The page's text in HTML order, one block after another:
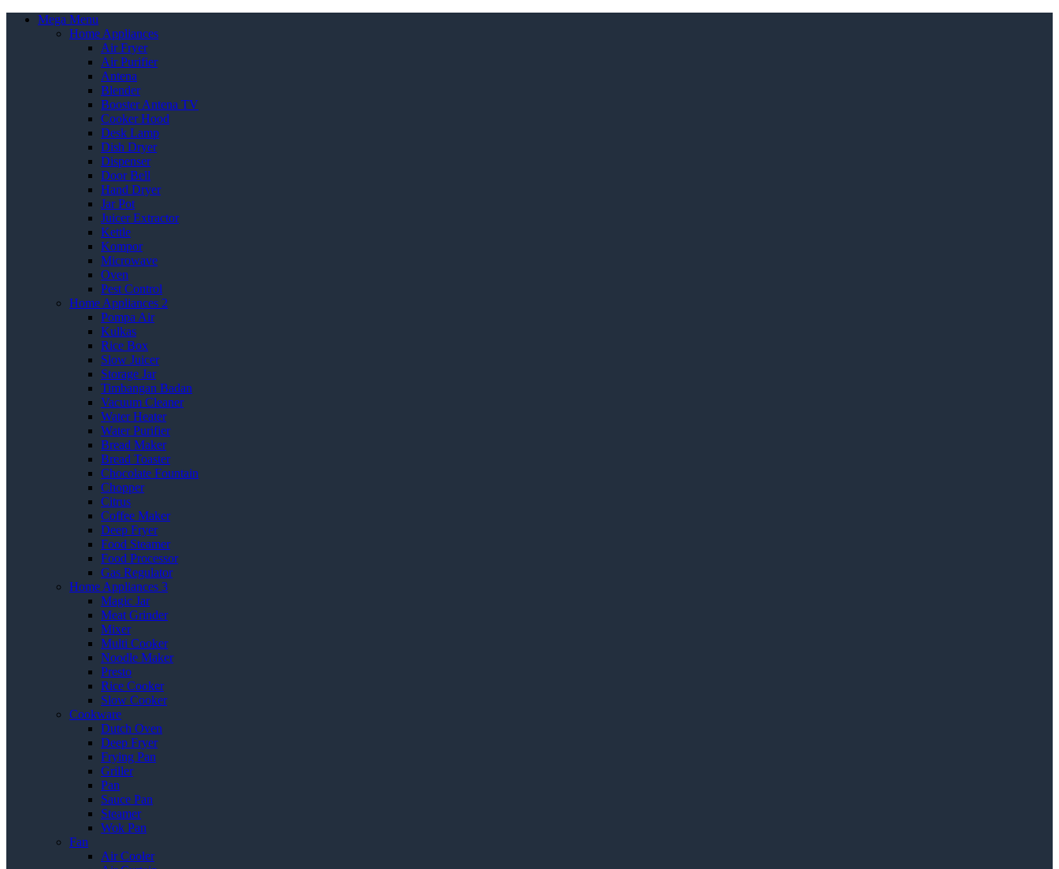
Mega Menu
Home Appliances
Air Fryer
Air Purifier
Antena
Blender
Booster Antena TV
Cooker Hood
Desk Lamp
Dish Dryer
Dispenser
Door Bell
Hand Dryer
Jar Pot
Juicer Extractor
Kettle
Kompor
Microwave
Oven
Pest Control
Home Appliances 2
Pompa Air
Kulkas
Rice Box
Slow Juicer
Storage Jar
Timbangan Badan
Vacuum Cleaner
Water Heater
Water Purifier
Bread Maker
Bread Toaster
Chocolate Fountain
Chopper
Citrus
Coffee Maker
Deep Fryer
Food Steamer
Food Processor
Gas Regulator
Home Appliances 3
Magic Jar
Meat Grinder
Mixer
Multi Cooker
Noodle Maker
Presto
Rice Cooker
Slow Cooker
Cookware
Dutch Oven
Deep Fryer
Frying Pan
Griller
Pan
Sauce Pan
Steamer
Wok Pan
Fan
Air Cooler